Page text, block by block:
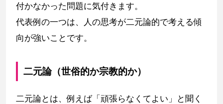
付かなかった問題に気付きます。
代表例の一つは、人の思考が二元論的で考える傾
向が強いことです。
二元論（世俗的か宗教的か）
二元論とは、例えば「頑張らなくてよい」と聞く